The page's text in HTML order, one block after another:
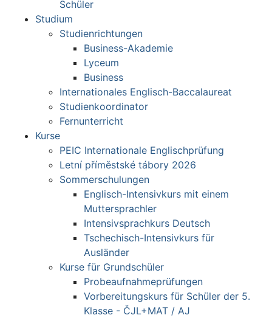
Schüler
Studium
Studienrichtungen
Business-Akademie
Lyceum
Business
Internationales Englisch-Baccalaureat
Studienkoordinator
Fernunterricht
Kurse
PEIC Internationale Englischprüfung
Letní příměstské tábory 2026
Sommerschulungen
Englisch-Intensivkurs mit einem
Muttersprachler
Intensivsprachkurs Deutsch
Tschechisch-Intensivkurs für
Ausländer
Kurse für Grundschüler
Probeaufnahmeprüfungen
Vorbereitungskurs für Schüler der 5.
Klasse - ČJL+MAT / AJ